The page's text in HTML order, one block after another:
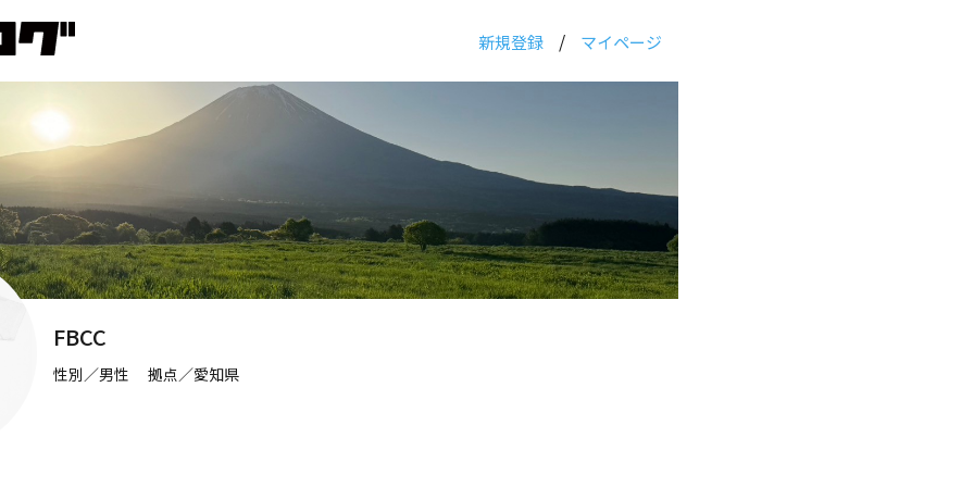
新規登録 / マイページ
FBCC
性別／男性 拠点／愛知県